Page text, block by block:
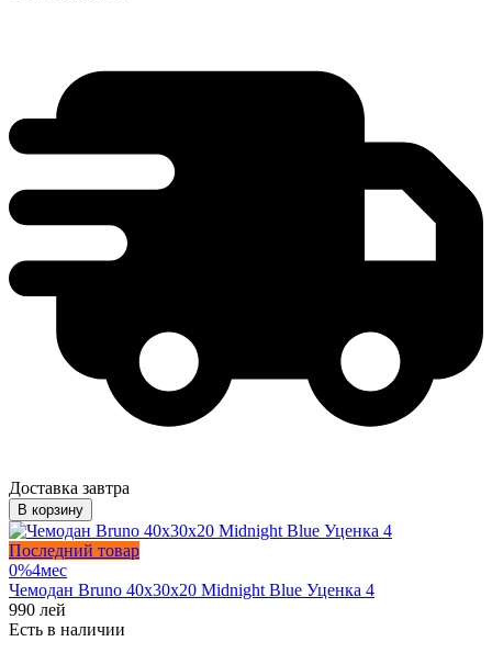
Доставка завтра
В корзину
Последний товар
0%4мес
Чемодан Bruno 40x30x20 Midnight Blue Уценка 4
990 лей
Есть в наличии